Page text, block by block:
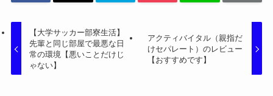
【大学サッカー部寮生活】
先輩と同じ部屋で最悪な日
常の環境【悪いことだけじ
ゃない】
アクティバイタル（親指だ
けセパレート）のレビュー
【おすすめです】